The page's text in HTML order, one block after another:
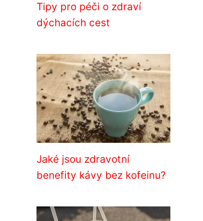
Tipy pro péči o zdraví
dýchacích cest
Jaké jsou zdravotní
benefity kávy bez kofeinu?